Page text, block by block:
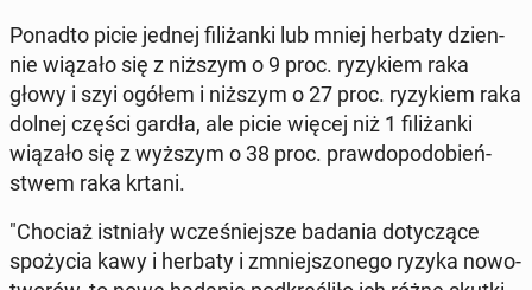
Ponadto picie jednej fi­li­żan­ki lub mniej herbaty dzien­
nie wiązało się z niższym o 9 proc. ry­zy­kiem raka
głowy i szyi ogółem i niższym o 27 proc. ry­zy­kiem raka
dolnej części gardła, ale picie więcej niż 1 fi­li­żan­ki
wiązało się z wyższym o 38 proc. praw­do­po­do­bień­
stwem raka krtani.
"Chociaż ist­nia­ły wcze­śniej­sze badania do­ty­czą­ce
spo­ży­cia kawy i herbaty i zmniej­szo­ne­go ryzyka no­wo­